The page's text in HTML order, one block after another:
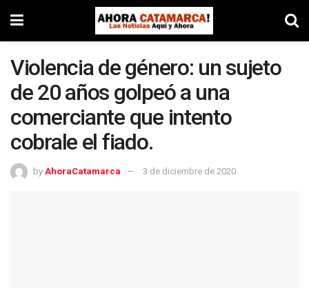
Violencia de género: un sujeto
de 20 años golpeó a una
comerciante que intento
cobrale el fiado.
by AhoraCatamarca 3 de diciembre de 2020